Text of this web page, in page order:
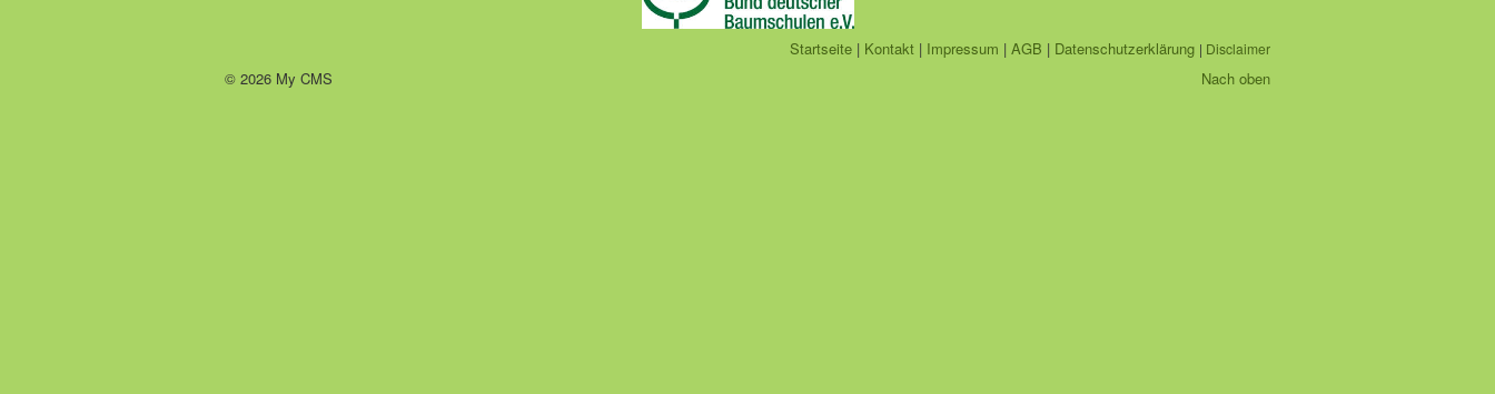
Startseite | Kontakt | Impressum | AGB | Datenschutzerklärung | Disclaimer
Nach oben
© 2026 My CMS